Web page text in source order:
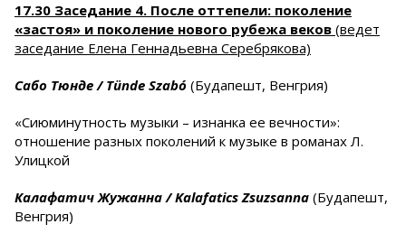
17.30 Заседание 4. После оттепели: поколение
«застоя» и поколение нового рубежа веков (ведет
заседание Елена Геннадьевна Серебрякова)
Сабо Тюнде /Tünde Szabó (Будапешт, Венгрия)
«Сиюминутность музыки – изнанка ее вечности»:
отношение разных поколений к музыке в романах Л.
Улицкой
Калафатич Жужанна / Kalafatics Zsuzsanna (Будапешт,
Венгрия)